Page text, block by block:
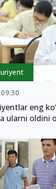
eng
ularni oldini